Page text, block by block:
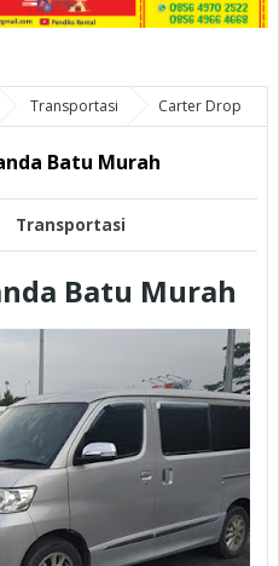
Transportasi
Carter Drop
Batu Murah
Transportasi
Batu Murah